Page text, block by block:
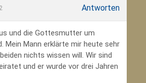
Antworten
und die Gottesmutter um
Mein Mann erklärte mir heute sehr
nichts wissen will. Wir sind
und er wurde vor drei Jahren